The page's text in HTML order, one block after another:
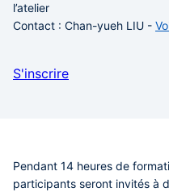
l’atelier
Contact : Chan-yueh LIU -
S'inscrire
Pendant 14 heures de
participants seront invités à